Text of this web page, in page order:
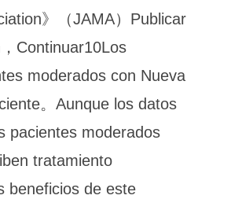
》（JAMA）Publicar
Continuar10Los
moderados con Nueva
。Aunque los datos
pacientes moderados
tratamiento
beneficios de este